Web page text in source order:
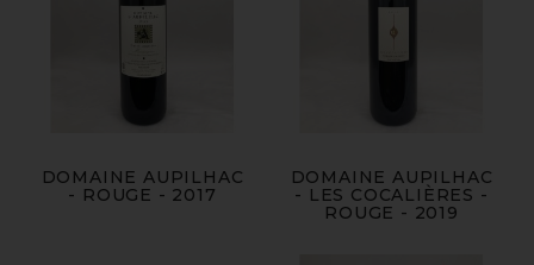
DOMAINE AUPILHAC
- ROUGE - 2017
DOMAINE AUPILHAC
- LES COCALIÈRES -
ROUGE - 2019